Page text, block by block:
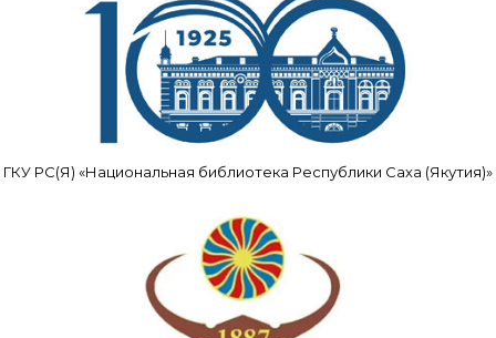
ГКУ РС(Я) «Национальная библиотека Республики Саха (Якутия)»